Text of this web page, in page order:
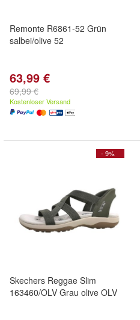
Remonte R6861-52 Grün
salbei/olive 52
63,99 €
69,99 €
Kostenloser Versand
- 9%
Skechers Reggae Slim
163460/OLV Grau olive OLV